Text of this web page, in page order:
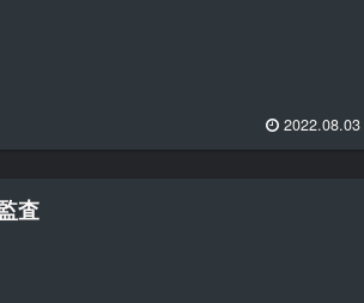
2022.08.03
査